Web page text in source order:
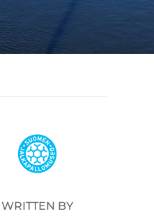
POST AUTHOR
WRITTEN BY